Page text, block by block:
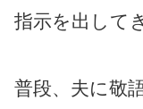
指示を出して
普段、夫に敬